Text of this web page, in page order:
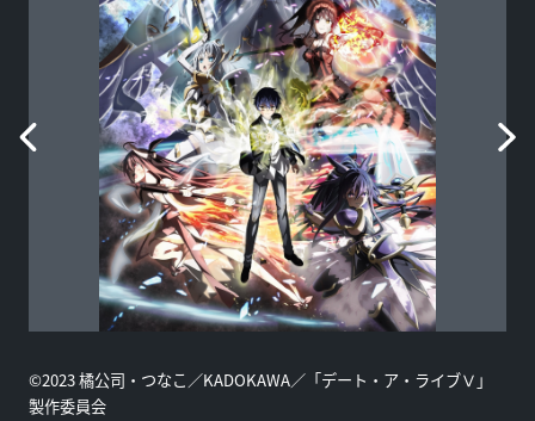
©2023 橘公司・つなこ／KADOKAWA／「デート・ア・ライブⅤ」
製作委員会